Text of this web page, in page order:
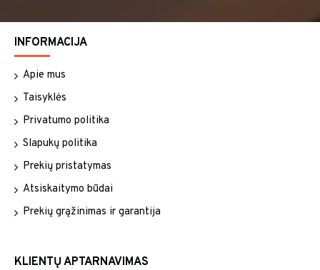
INFORMACIJA
Apie mus
Taisyklės
Privatumo politika
Slapukų politika
Prekių pristatymas
Atsiskaitymo būdai
Prekių grąžinimas ir garantija
KLIENTŲ APTARNAVIMAS